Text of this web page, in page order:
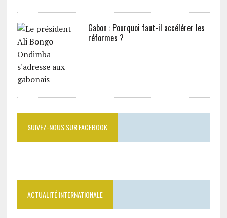
Gabon : Pourquoi faut-il accélérer les
réformes ?
SUIVEZ-NOUS SUR FACEBOOK
ACTUALITÉ INTERNATIONALE